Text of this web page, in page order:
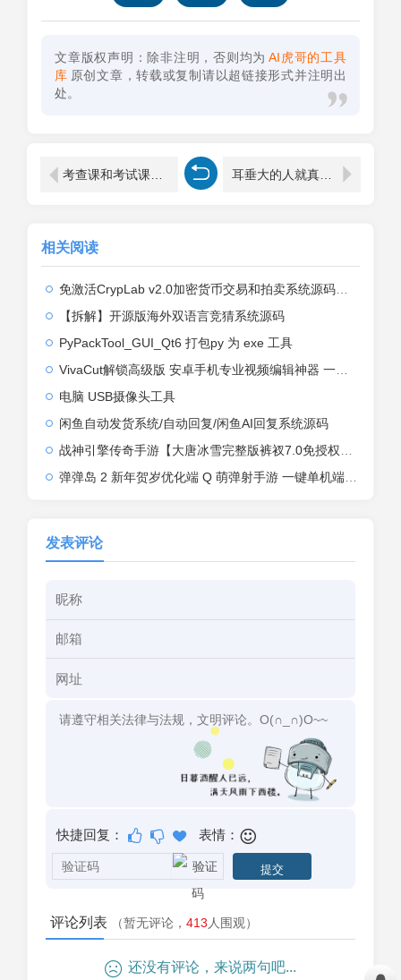
文章版权声明：除非注明，否则均为 AI虎哥的工具
库 原创文章，转载或复制请以超链接形式并注明出
处。
考查课和考试课的区别在哪里（考查课考试是什么意思） 耳垂大的人就真的有福吗(耳朵大有福是真的吗)
相关阅读
免激活CrypLab v2.0加密货币交易和拍卖系统源码，前台新增中文后台全部汉化
【拆解】开源版海外双语言竞猜系统源码
PyPackTool_GUI_Qt6 打包py 为 exe 工具
VivaCut解锁高级版 安卓手机专业视频编辑神器 一键式AI加持
电脑 USB摄像头工具
闲鱼自动发货系统/自动回复/闲鱼AI回复系统源码
战神引擎传奇手游【大唐冰雪完整版裤衩7.0免授权】2026整理特色服务端+寒冬之城+万象古城+天威大陆+大唐盛世【站长亲测】
弹弹岛 2 新年贺岁优化端 Q 萌弹射手游 一键单机端 + Linux 手工端 + GM 后台 + 安卓 iOS 双端带教程
发表评论
快捷回复： 表情：
评论列表 （暂无评论， 413 人围观）
还没有评论，来说两句吧...